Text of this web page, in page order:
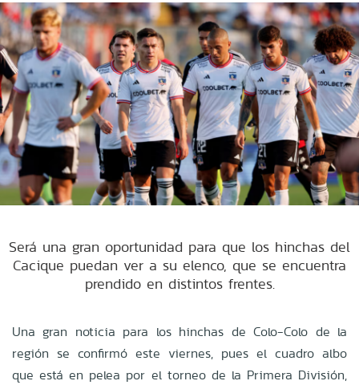
Será una gran oportunidad para que los hinchas del
Cacique puedan ver a su elenco, que se encuentra
prendido en distintos frentes.
Una gran noticia para los hinchas de Colo-Colo de la
región se confirmó este viernes, pues el cuadro albo
que está en pelea por el torneo de la Primera División,